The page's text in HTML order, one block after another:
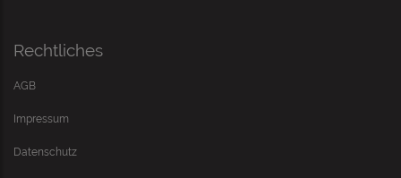
Rechtliches
AGB
Impressum
Datenschutz